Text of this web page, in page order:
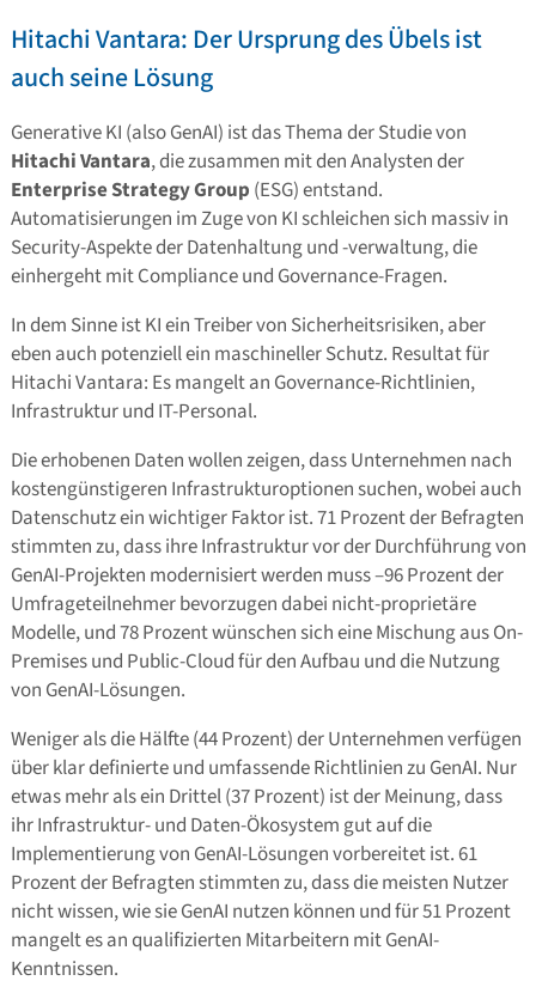
Hitachi Vantara: Der Ursprung des Übels ist
auch seine Lösung
Generative KI (also GenAI) ist das Thema der Studie von
Hitachi Vantara, die zusammen mit den Analysten der
Enterprise Strategy Group (ESG) entstand.
Automatisierungen im Zuge von KI schleichen sich massiv in
Security-Aspekte der Datenhaltung und -verwaltung, die
einhergeht mit Compliance und Governance-Fragen.
In dem Sinne ist KI ein Treiber von Sicherheitsrisiken, aber
eben auch potenziell ein maschineller Schutz. Resultat für
Hitachi Vantara: Es mangelt an Governance-Richtlinien,
Infrastruktur und IT-Personal.
Die erhobenen Daten wollen zeigen, dass Unternehmen nach
kostengünstigeren Infrastrukturoptionen suchen, wobei auch
Datenschutz ein wichtiger Faktor ist. 71 Prozent der Befragten
stimmten zu, dass ihre Infrastruktur vor der Durchführung von
GenAI-Projekten modernisiert werden muss –96 Prozent der
Umfrageteilnehmer bevorzugen dabei nicht-proprietäre
Modelle, und 78 Prozent wünschen sich eine Mischung aus On-
Premises und Public-Cloud für den Aufbau und die Nutzung
von GenAI-Lösungen.
Weniger als die Hälfte (44 Prozent) der Unternehmen verfügen
über klar definierte und umfassende Richtlinien zu GenAI. Nur
etwas mehr als ein Drittel (37 Prozent) ist der Meinung, dass
ihr Infrastruktur- und Daten-Ökosystem gut auf die
Implementierung von GenAI-Lösungen vorbereitet ist. 61
Prozent der Befragten stimmten zu, dass die meisten Nutzer
nicht wissen, wie sie GenAI nutzen können und für 51 Prozent
mangelt es an qualifizierten Mitarbeitern mit GenAI-
Kenntnissen.